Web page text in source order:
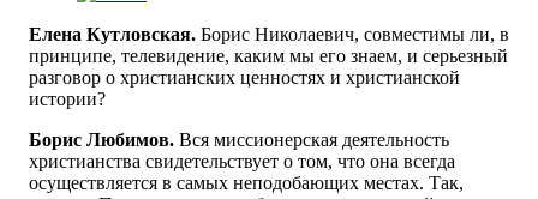
Елена Кутловская. Борис Николаевич, совместимы ли, в
принципе, телевидение, каким мы его знаем, и серьезный
разговор о христианских ценностях и христианской
истории?
Борис Любимов. Вся миссионерская деятельность
христианства свидетельствует о том, что она всегда
осуществляется в самых неподобающих местах. Так,